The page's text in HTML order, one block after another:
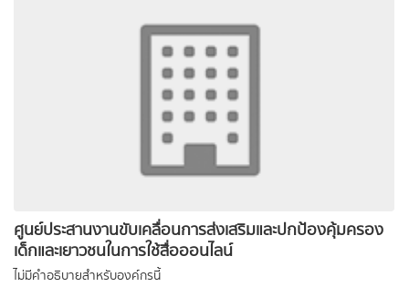
ศูนย์ประสานงานขับเคลื่อนการส่งเสริมและปกป้องคุ้มครอง
เด็กและเยาวชนในการใช้สื่อออนไลน์
ไม่มีคำอธิบายสำหรับองค์กรนี้